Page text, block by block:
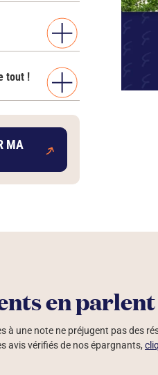
tout !
MA
en
à une note ne préjugent pas des
avis vérifiés de nos épargnants,